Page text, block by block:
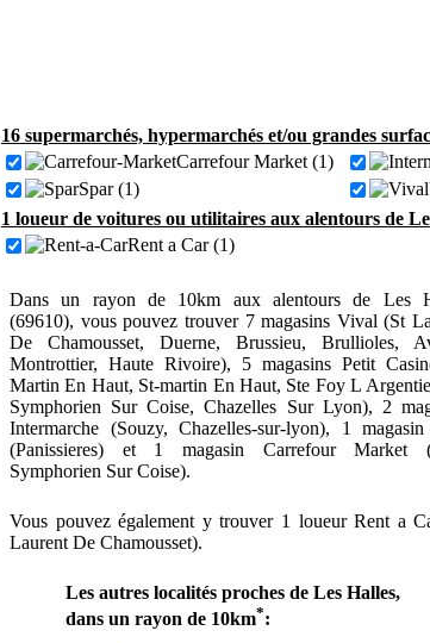
16 supermarchés, hypermarchés et/ou grandes
Carrefour Market (1)
Spar (1)
1 loueur de voitures ou utilitaires aux alentours de
Rent a Car (1)
Dans un rayon de 10km aux alentours de Les
(69610), vous pouvez trouver 7 magasins Vival (St
De Chamousset, Duerne, Brussieu, Brullioles,
Montrottier, Haute Rivoire), 5 magasins Petit
Martin En Haut, St-martin En Haut, Ste Foy L
Symphorien Sur Coise, Chazelles Sur Lyon), 2
Intermarche (Souzy, Chazelles-sur-lyon), 1
(Panissieres) et 1 magasin Carrefour Market
Symphorien Sur Coise).
Vous pouvez également y trouver 1 loueur Rent a
Laurent De Chamousset).
Les autres localités proches de Les Halles,
dans un rayon de 10km*: